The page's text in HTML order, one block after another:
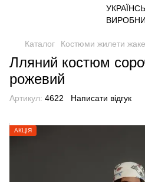
Каталог Костюми жилети
Лляний костюм
рожевий
Артикул: 4622 Написати відгук
АКЦІЯ